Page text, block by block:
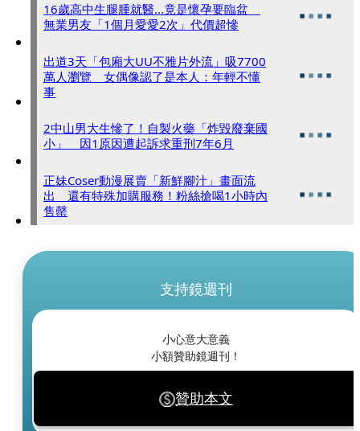
16歲高中生腿腫就醫...竟是懷孕要臨盆
無業男友「1個月愛愛2次」代價超慘
出道3天「包廂大UU不雅片外流」吸7700
萬人瀏覽 女偶像認了是本人：年輕不懂
事
2中山男大生慘了！自製火藥「炸毀廢棄國
小」 因1原因遭起訴求重刑7年6月
正妹Coser動漫展賣「新鮮腳汁」畫面流
出 還有特殊加購服務！粉絲搶喝1小時內
售罄
支持鏡週刊
小心意大意義
小額贊助鏡週刊！
贊助本文